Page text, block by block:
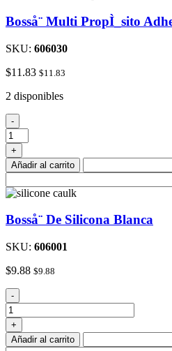
Bosså¨ Multi PropÌ_sito
SKU: 606030
$11.83 $11.83
2 disponibles
Bosså¨
Multi
PropÌ_sito
Adhesivo
cantidad
-
+
Añadir al carrito
Bosså¨ De Silicona Blanca
SKU: 606001
$9.88 $9.88
Bosså¨
De
Silicona
Blanca
cantidad
-
+
Añadir al carrito